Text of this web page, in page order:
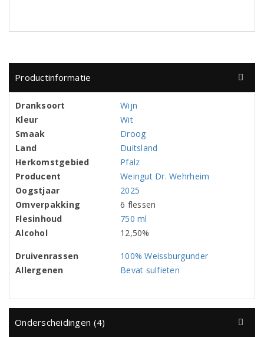
Productinformatie
Dranksoort
Wijn
Kleur
Wit
Smaak
Droog
Land
Duitsland
Herkomstgebied
Pfalz
Producent
Weingut Dr. Wehrheim
Oogstjaar
2025
Omverpakking
6 flessen
Flesinhoud
750 ml
Alcohol
12,50%
Druivenrassen
100% Weissburgunder
Allergenen
Bevat sulfieten
Onderscheidingen (4)